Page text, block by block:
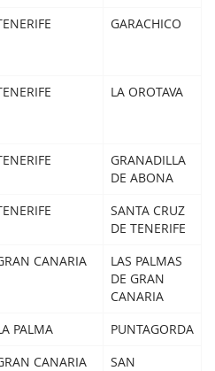
GARACHICO
LA OROTAVA
GRANADILLA
DE ABONA
SANTA CRUZ
DE TENERIFE
CANARIA
LAS PALMAS
DE GRAN
CANARIA
PALMA
PUNTAGORDA
CANARIA SAN